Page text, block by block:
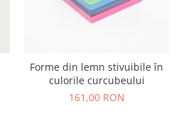
Forme din lemn stivuibile în
culorile curcubeului
161,00 RON